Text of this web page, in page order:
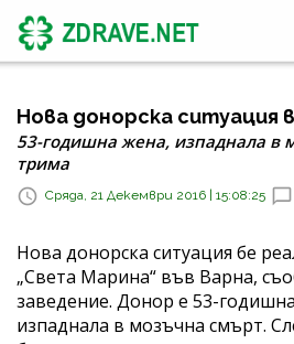
Нова донорска ситуация
53-годишна жена, изпаднала в
трима
Сряда, 21 Декември 2016 | 15:08:25
Нова донорска ситуация бе
„Света Марина“ във Варна,
заведение. Донор е 53-
изпаднала в мозъчна смърт.